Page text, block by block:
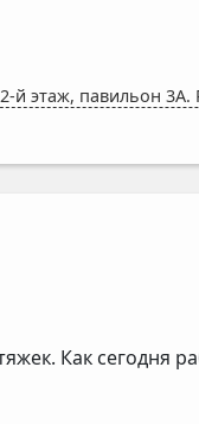
й этаж, павильон
Как сегодня